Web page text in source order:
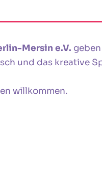
Mersin e.V.
und das kreative
willkommen.